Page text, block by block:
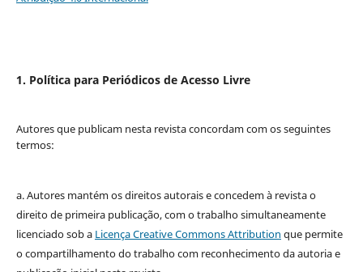
1. Política para Periódicos de Acesso Livre
Autores que publicam nesta revista concordam com os seguintes
termos:
a. Autores mantém os direitos autorais e concedem à revista o
direito de primeira publicação, com o trabalho simultaneamente
licenciado sob a Licença Creative Commons Attribution que permite
o compartilhamento do trabalho com reconhecimento da autoria e